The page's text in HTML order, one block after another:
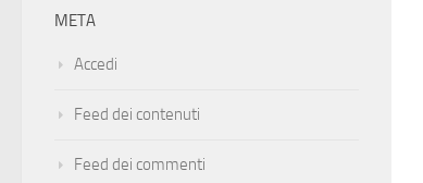
META
Accedi
Feed dei contenuti
Feed dei commenti